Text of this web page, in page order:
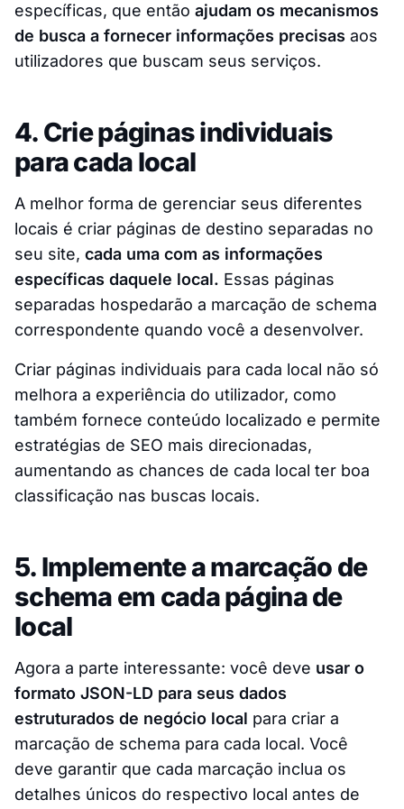
específicas, que então ajudam os mecanismos
de busca a fornecer informações precisas aos
utilizadores que buscam seus serviços.
4. Crie páginas individuais
para cada local
A melhor forma de gerenciar seus diferentes
locais é criar páginas de destino separadas no
seu site, cada uma com as informações
específicas daquele local. Essas páginas
separadas hospedarão a marcação de schema
correspondente quando você a desenvolver.
Criar páginas individuais para cada local não só
melhora a experiência do utilizador, como
também fornece conteúdo localizado e permite
estratégias de SEO mais direcionadas,
aumentando as chances de cada local ter boa
classificação nas buscas locais.
5. Implemente a marcação de
schema em cada página de
local
Agora a parte interessante: você deve usar o
formato JSON-LD para seus dados
estruturados de negócio local para criar a
marcação de schema para cada local. Você
deve garantir que cada marcação inclua os
detalhes únicos do respectivo local antes de